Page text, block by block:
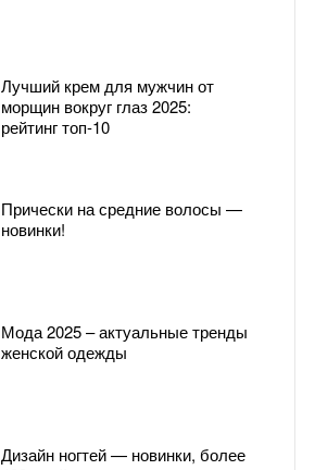
Лучший крем для мужчин от
морщин вокруг глаз 2025:
рейтинг топ-10
Прически на средние волосы —
новинки!
Мода 2025 – актуальные тренды
женской одежды
Дизайн ногтей — новинки, более